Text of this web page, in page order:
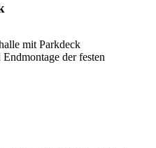
mit Parkdeck
der festen